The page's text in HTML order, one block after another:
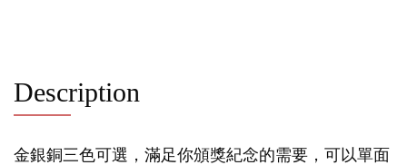
Description
金銀銅三色可選，滿足你頒獎紀念的需要，可以單面